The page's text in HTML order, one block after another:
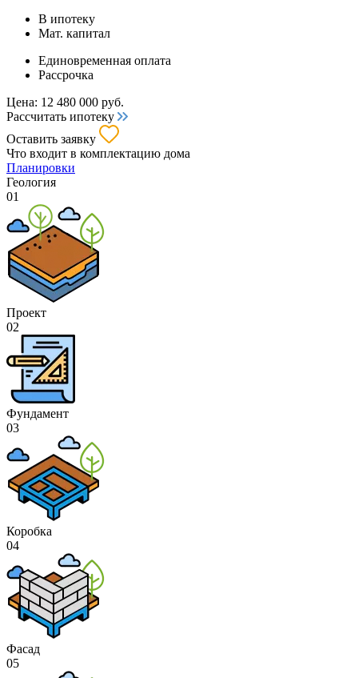
В ипотеку
Мат. капитал
Единовременная оплата
Рассрочка
Цена: 12 480 000 руб.
Рассчитать ипотеку
Оставить заявку
Что входит в комплектацию дома
Планировки
Геология
01
Проект
02
Фундамент
03
Коробка
04
Фасад
05